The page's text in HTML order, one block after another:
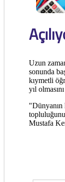
Uzun
sonunda
kıymetli
yıl
"Dünyanın
Mustafa